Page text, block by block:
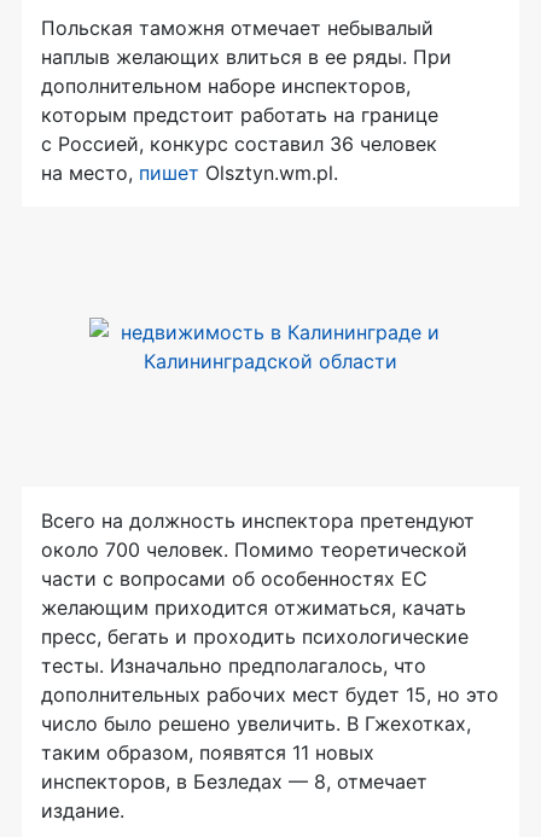
Польская таможня отмечает небывалый
наплыв желающих влиться в ее ряды. При
дополнительном наборе инспекторов,
которым предстоит работать на границе
с Россией, конкурс составил 36 человек
на место, пишет Olsztyn.wm.pl.
Всего на должность инспектора претендуют
около 700 человек. Помимо теоретической
части с вопросами об особенностях ЕС
желающим приходится отжиматься, качать
пресс, бегать и проходить психологические
тесты. Изначально предполагалось, что
дополнительных рабочих мест будет 15, но это
число было решено увеличить. В Гжехотках,
таким образом, появятся 11 новых
инспекторов, в Безледах — 8, отмечает
издание.